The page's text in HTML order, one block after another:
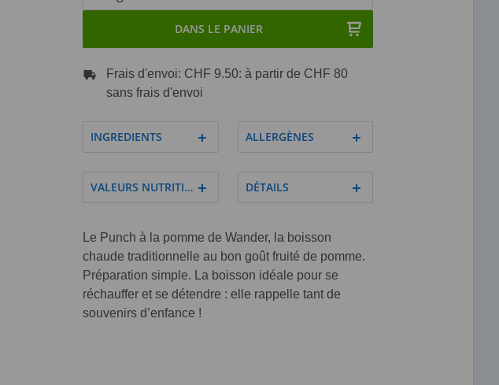
DANS LE PANIER
Frais d'envoi: CHF 9.50: à partir de CHF 80
sans frais d'envoi
INGREDIENTS ALLERGÈNES
VALEURS NUTRITIVES DÉTAILS
Le Punch à la pomme de Wander, la boisson
chaude traditionnelle au bon goût fruité de pomme.
Préparation simple. La boisson idéale pour se
réchauffer et se détendre : elle rappelle tant de
souvenirs d’enfance !